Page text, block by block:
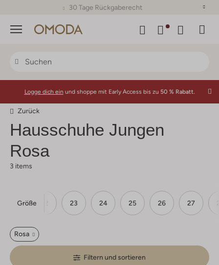
30 Tage Rückgaberecht
Menü
Logge dich ein und shoppe mit Early Access bis zu 50 % Rabatt.
Zurück
Hausschuhe Jungen
Rosa
3 items
Größe
21 22 23 24 25 26 27
Rosa
Filtern und sortieren